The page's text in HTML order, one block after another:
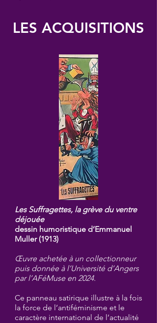
LES ACQUISITIONS
Les Suffragettes, la grève du ventre
déjouée
dessin humoristique d’Emmanuel
Muller (1913)
Œuvre achetée à un collectionneur
puis donnée à l’Université d’Angers
par l’AFéMuse en 2024.
Ce panneau satirique illustre à la fois
la force de l’antiféminisme et le
caractère international de l’actualité